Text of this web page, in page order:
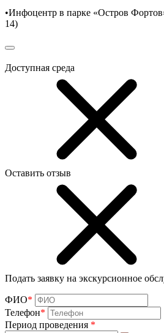
•Инфоцентр в парке «Остров
14)
Доступная среда
Оставить отзыв
Подать заявку на экскурсионное
ФИО*
Телефон*
Период проведения *